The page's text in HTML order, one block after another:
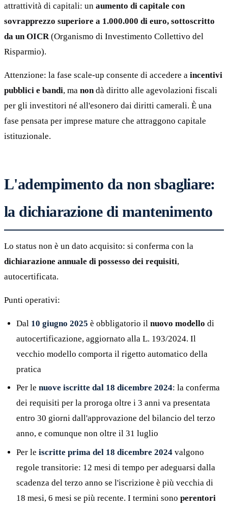
attrattività di capitali: un aumento di capitale con
sovrapprezzo superiore a 1.000.000 di euro, sottoscritto
da un OICR(Organismo di Investimento Collettivo del
Risparmio).
Attenzione: la fase scale-up consente di accedere a incentivi
pubblici e bandi, ma nondà diritto alle agevolazioni fiscali
per gli investitori né all'esonero dai diritti camerali. È una
fase pensata per imprese mature che attraggono capitale
istituzionale.
L'adempimento da non sbagliare:
la dichiarazione di mantenimento
Lo status non è un dato acquisito: si conferma con la
dichiarazione annuale di possesso dei requisiti,
autocertificata.
Punti operativi:
Dal 10 giugno 2025 è obbligatorio il nuovo modello di
autocertificazione, aggiornato alla L. 193/2024. Il
vecchio modello comporta il rigetto automatico della
pratica
Per le nuove iscritte dal 18 dicembre 2024: la conferma
dei requisiti per la proroga oltre i 3 anni va presentata
entro 30 giorni dall'approvazione del bilancio del terzo
anno, e comunque non oltre il 31 luglio
Per le iscritte prima del 18 dicembre 2024 valgono
regole transitorie: 12 mesi di tempo per adeguarsi dalla
scadenza del terzo anno se l'iscrizione è più vecchia di
18 mesi, 6 mesi se più recente. I termini sono perentori